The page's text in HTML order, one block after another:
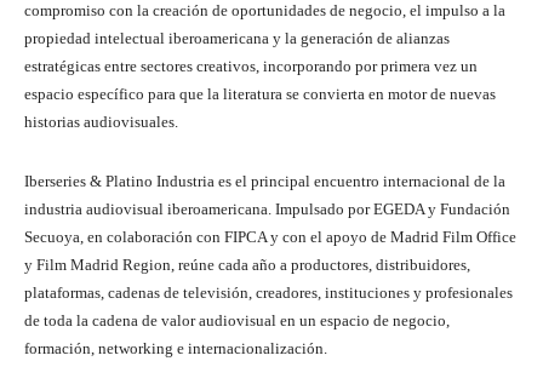
compromiso con la creación de oportunidades de negocio, el impulso a la
propiedad intelectual iberoamericana y la generación de alianzas
estratégicas entre sectores creativos, incorporando por primera vez un
espacio específico para que la literatura se convierta en motor de nuevas
historias audiovisuales.
Iberseries & Platino Industria es el principal encuentro internacional de la
industria audiovisual iberoamericana. Impulsado por EGEDA y Fundación
Secuoya, en colaboración con FIPCA y con el apoyo de Madrid Film Office
y Film Madrid Region, reúne cada año a productores, distribuidores,
plataformas, cadenas de televisión, creadores, instituciones y profesionales
de toda la cadena de valor audiovisual en un espacio de negocio,
formación, networking e internacionalización.